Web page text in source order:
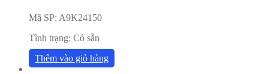
Mã SP: A9K24150
Tình trạng: Có sẵn
Thêm vào giỏ hàng